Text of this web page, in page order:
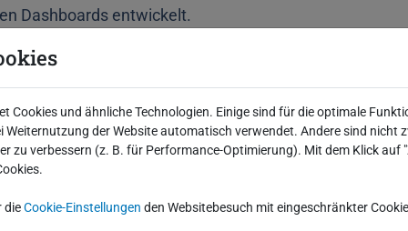
Dashboards entwickelt.
den Prozessingenieuren die Pflege, Verwaltung
ein User Management und die Anbindung zum
ist, kann die RCV-Lösung die Bewertung der
werden. Diese Funktionalität wurde in einer
Cookies und ähnliche Technologien. Einige sind für die optimale
Weiternutzung der Website automatisch verwendet. Andere sind nicht
zu verbessern (z. B. für Performance-Optimierung). Mit dem Klick auf
dieCookie-Einstellungen den Websitebesuch mit eingeschränkter